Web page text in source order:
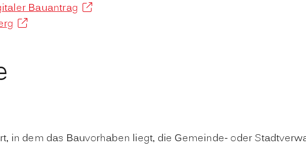
Bauantrag
in dem das Bauvorhaben liegt, die Gemeinde- oder